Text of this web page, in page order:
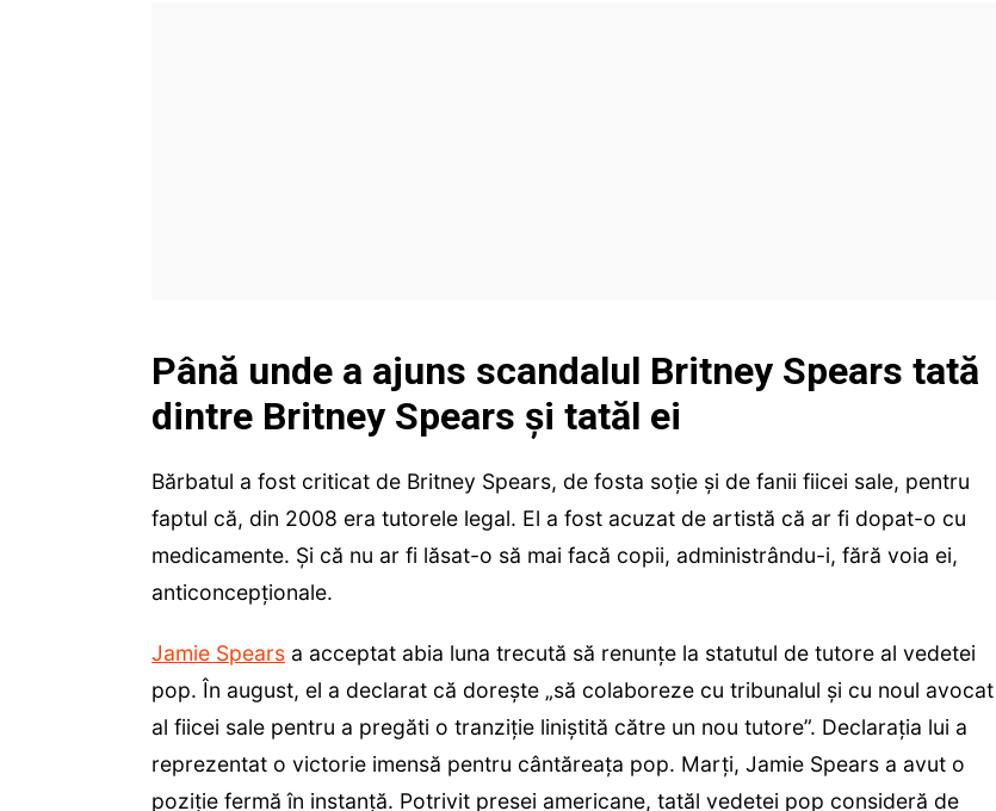
Până unde a ajuns scandalul Britney Spears tată
dintre Britney Spears și tatăl ei
Bărbatul a fost criticat de Britney Spears, de fosta soție și de fanii fiicei sale, pentru
faptul că, din 2008 era tutorele legal. El a fost acuzat de artistă că ar fi dopat-o cu
medicamente. Și că nu ar fi lăsat-o să mai facă copii, administrându-i, fără voia ei,
anticoncepționale.
Jamie Spears a acceptat abia luna trecută să renunţe la statutul de tutore al vedetei
pop. În august, el a declarat că doreşte „să colaboreze cu tribunalul şi cu noul avocat
al fiicei sale pentru a pregăti o tranziţie liniştită către un nou tutore”. Declaraţia lui a
reprezentat o victorie imensă pentru cântăreaţa pop. Marți, Jamie Spears a avut o
poziție fermă în instanță. Potrivit presei americane, tatăl vedetei pop consideră de